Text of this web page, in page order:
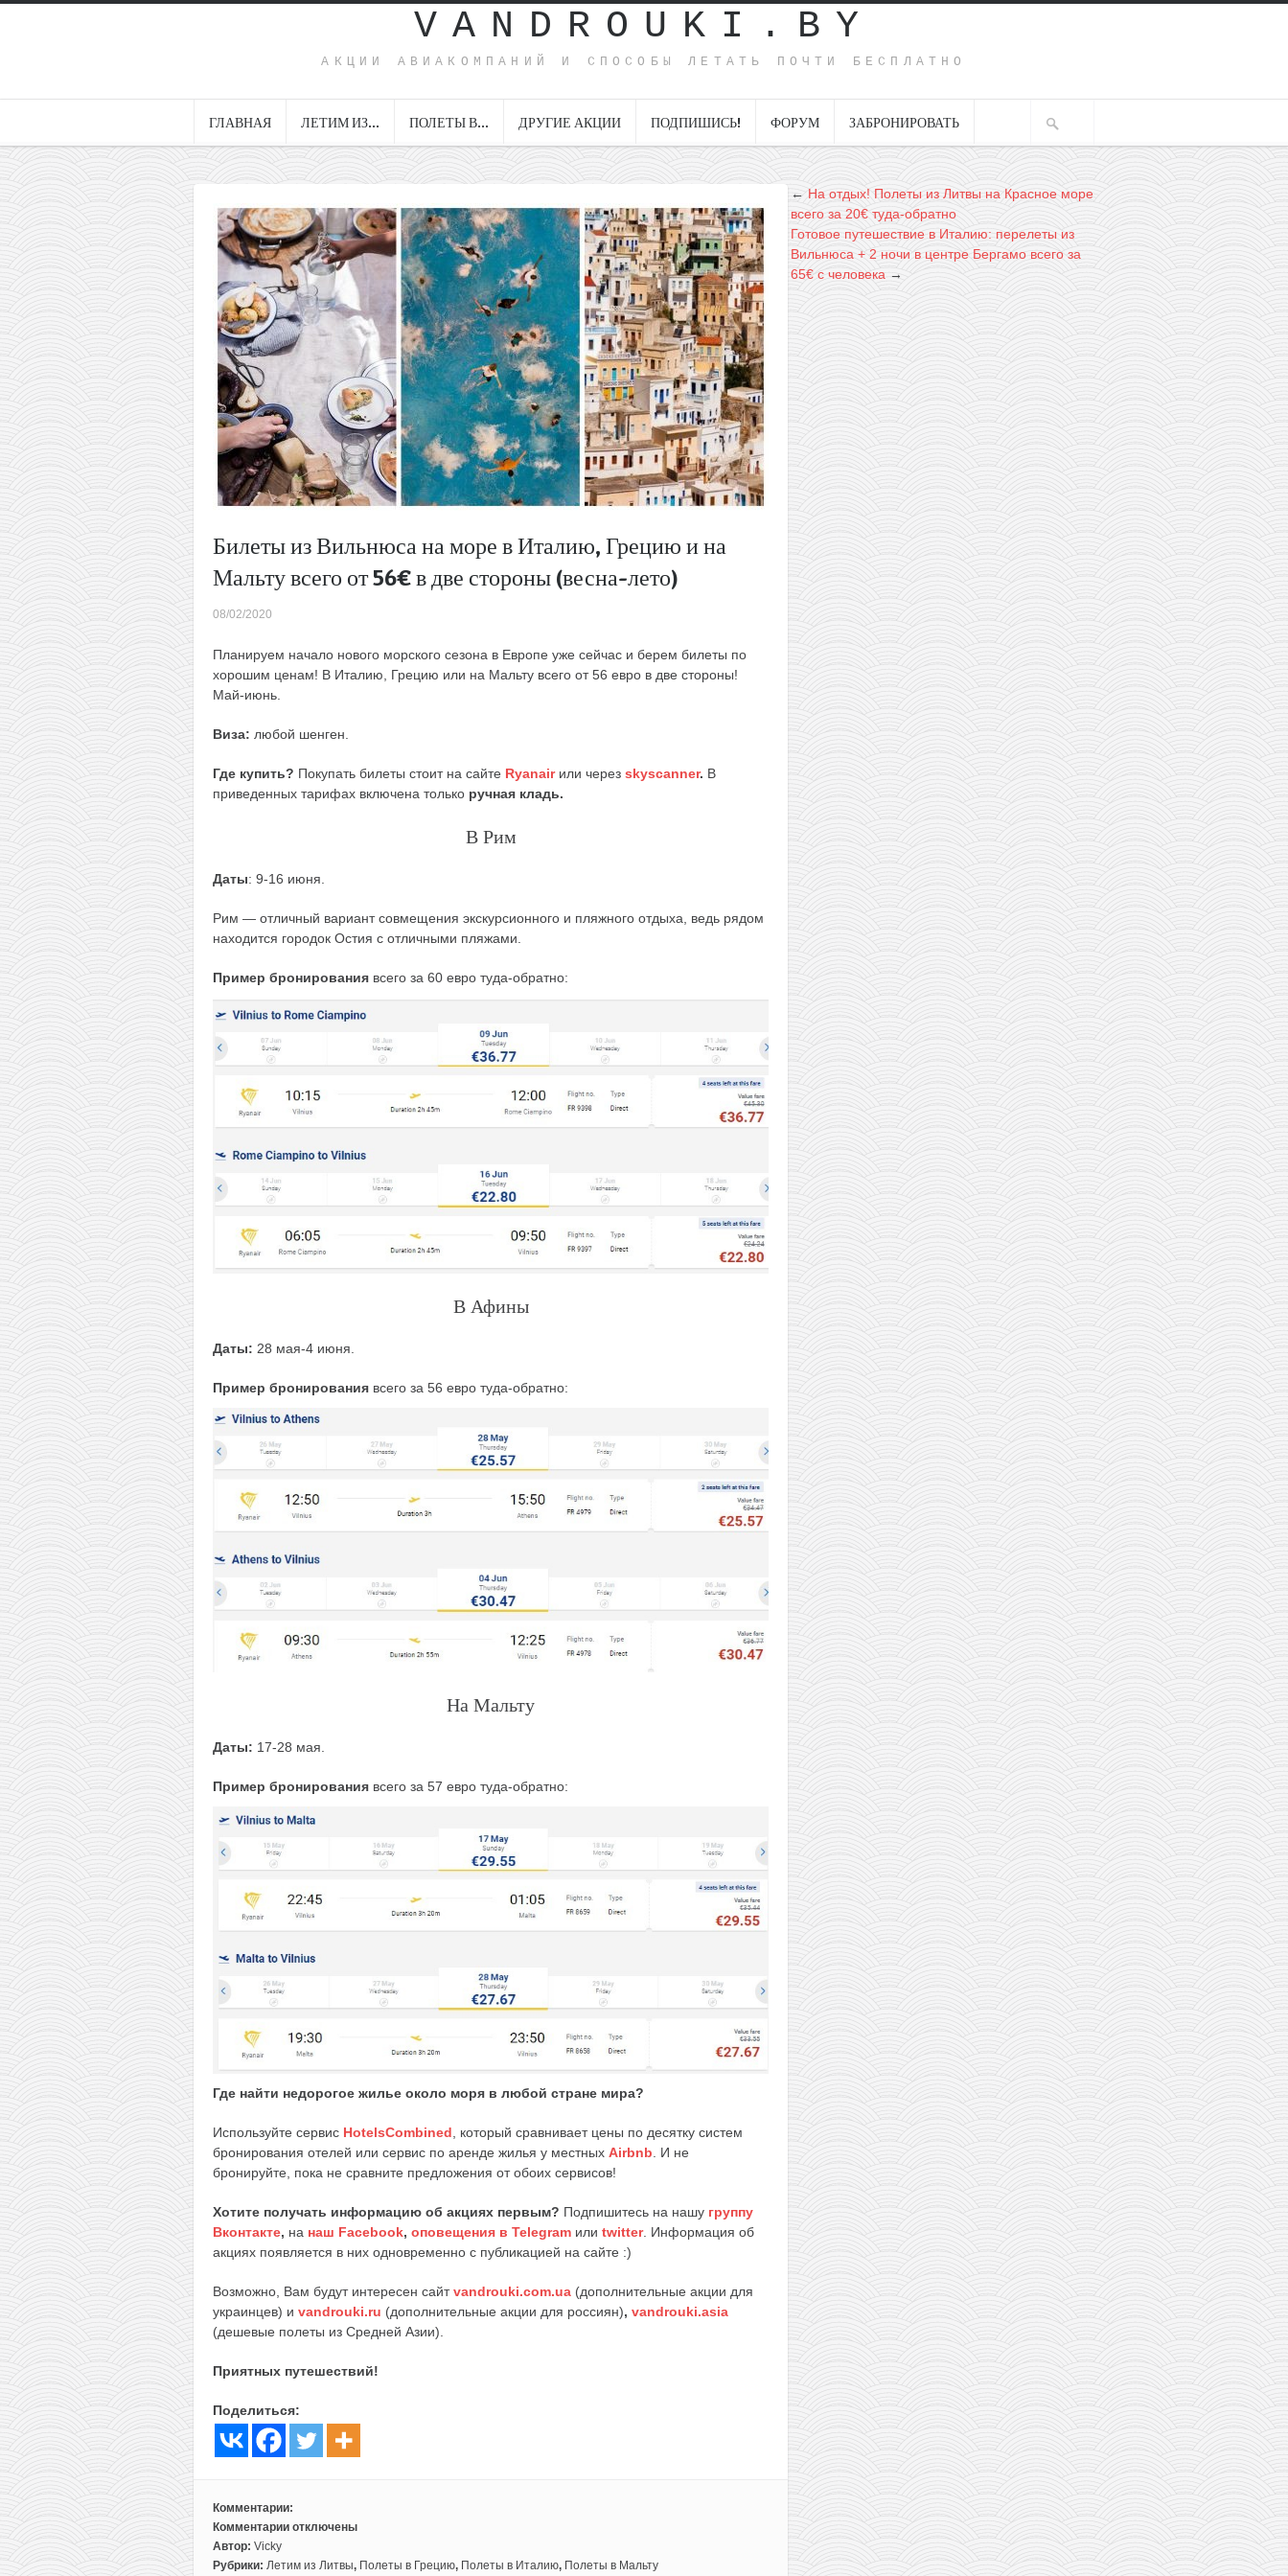
VANDROUKI.BY
АКЦИИ АВИАКОМПАНИЙ И СПОСОБЫ ЛЕТАТЬ ПОЧТИ БЕСПЛАТНО
ГЛАВНАЯ ЛЕТИМ ИЗ… ПОЛЕТЫ В… ДРУГИЕ АКЦИИ ПОДПИШИСЬ! ФОРУМ ЗАБРОНИРОВАТЬ
Билеты из Вильнюса на море в Италию, Грецию и на
Мальту всего от 56€ в две стороны (весна-лето)
08/02/2020
Планируем начало нового морского сезона в Европе уже сейчас и берем билеты по
хорошим ценам! В Италию, Грецию или на Мальту всего от 56 евро в две стороны!
Май-июнь.
Виза: любой шенген.
Где купить? Покупать билеты стоит на сайте Ryanairили через skyscanner. В
приведенных тарифах включена только ручная кладь.
В Рим
Даты: 9-16 июня.
Рим — отличный вариант совмещения экскурсионного и пляжного отдыха, ведь рядом
находится городок Остия с отличными пляжами.
Пример бронирования всего за 60 евро туда-обратно:
В Афины
Даты: 28 мая-4 июня.
Пример бронирования всего за 56 евро туда-обратно:
На Мальту
Даты: 17-28 мая.
Пример бронирования всего за 57 евро туда-обратно:
Где найти недорогое жилье около моря в любой стране мира?
Используйте сервис HotelsCombined , который сравнивает цены по десятку систем
бронирования отелей или сервис по аренде жилья у местных Airbnb . И не
бронируйте, пока не сравните предложения от обоих сервисов!
Хотите получать информацию об акциях первым? Подпишитесь на нашу группу
Вконтакте, на наш Facebook, оповещения в Telegram или twitter. Информация об
акциях появляется в них одновременно с публикацией на сайте :)
Возможно, Вам будут интересен сайтvandrouki.com.ua (дополнительные акции для
украинцев) и vandrouki.ru (дополнительные акции для россиян), vandrouki.asia
(дешевые полеты из Средней Азии).
Приятных путешествий!
Поделиться:
Комментарии:
Комментарии
к
записи
отключены
Автор: Vicky
Рубрики: Летим из Литвы, Полеты в Грецию, Полеты в Италию, Полеты в Мальту
←На отдых! Полеты из Литвы на Красное море
всего за 20€ туда-обратно
Готовое путешествие в Италию: перелеты из
Вильнюса + 2 ночи в центре Бергамо всего за
65€ с человека →